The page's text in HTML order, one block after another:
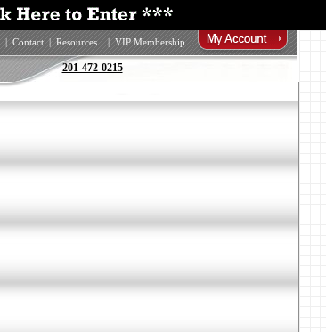
| Contact | Resources | VIP Membership
201-472-0215